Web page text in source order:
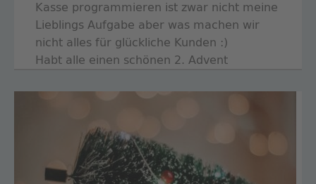
Kasse programmieren ist zwar nicht meine
Lieblings Aufgabe aber was machen wir
nicht alles für glückliche Kunden :)
Habt alle einen schönen 2. Advent